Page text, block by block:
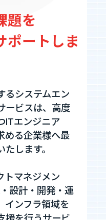
ット)
題を
ポートしま
るシステムエン
ビスは、 高度
ITエンジニア
める企業様へ最
します。
トマネジメン
設計・開発・運
インフラ領域を